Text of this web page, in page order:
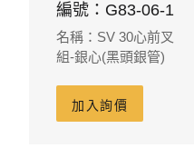
編號：G83-06-1
名稱：SV 30心前叉
組-銀心(黑頭銀管)
加入詢價